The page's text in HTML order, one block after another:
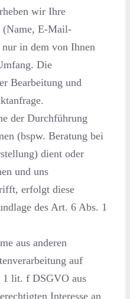
wir Ihre
(Name, E-Mail-
in dem von Ihnen
Die
Bearbeitung und
der Durchführung
(bspw. Beratung bei
dient oder
und uns
erfolgt diese
des Art. 6 Abs. 1
aus anderen
auf
1 lit. f DSGVO aus
Interesse an